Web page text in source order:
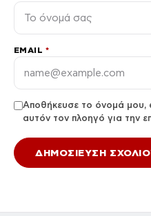
EMAIL *
Αποθήκευσε το όνομά μου,
αυτόν τον πλοηγό για την